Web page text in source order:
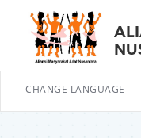
CHANGE LANGUAGE